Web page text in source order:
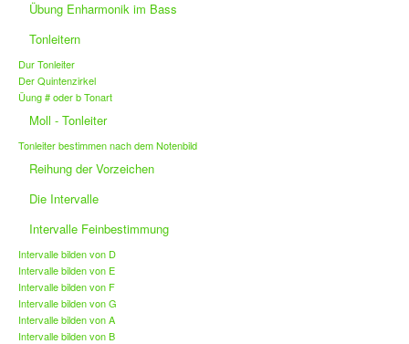
Übung Enharmonik im Bass
Tonleitern
Dur Tonleiter
Der Quintenzirkel
Üung # oder b Tonart
Moll - Tonleiter
Tonleiter bestimmen nach dem Notenbild
Reihung der Vorzeichen
Die Intervalle
Intervalle Feinbestimmung
Intervalle bilden von D
Intervalle bilden von E
Intervalle bilden von F
Intervalle bilden von G
Intervalle bilden von A
Intervalle bilden von B